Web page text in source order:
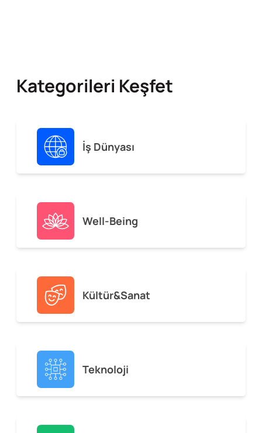
Kategorileri Keşfet
İş Dünyası
Well-Being
Kültür&Sanat
Teknoloji